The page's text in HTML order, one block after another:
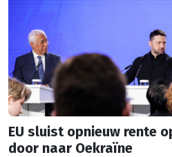
EU sluist opnieuw rente
door naar Oekraïne